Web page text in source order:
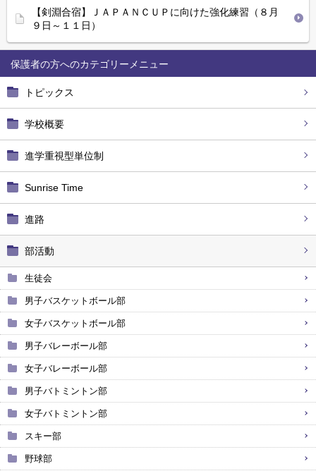
保護者の方へ
トピックス
学校概要
進学重視型単位制
Sunrise Time
進路
部活動
生徒会
男子バスケットボール部
女子バスケットボール部
男子バレーボール部
女子バレーボール部
男子バトミントン部
女子バトミントン部
スキー部
野球部
【剣淵合宿】ＪＡＰＡＮＣＵＰに向けた強化練習（８月
９日～１１日）